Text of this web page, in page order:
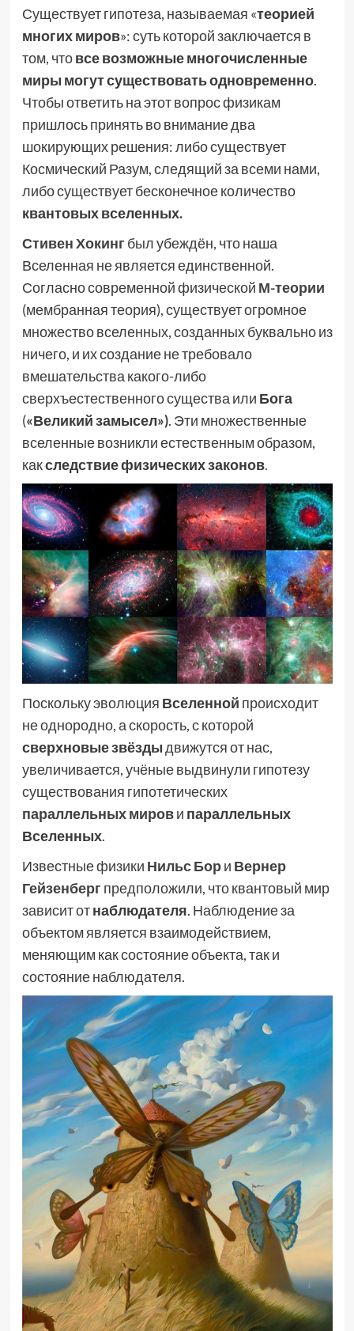
Существует гипотеза, называемая «теорией
многих миров»: суть которой заключается в
том, чтовсе возможные многочисленные
миры могут существовать одновременно.
Чтобы ответить на этот вопрос физикам
пришлось принять во внимание два
шокирующих решения: либо существует
Космический Разум, следящий за всеми нами,
либо существует бесконечное количество
квантовых вселенных.
Стивен Хокинг был убеждён, что наша
Вселенная не является единственной.
Согласно современной физической М-теории
(мембранная теория), существует огромное
множество вселенных, созданных буквально из
ничего, и их создание не требовало
вмешательства какого-либо
сверхъестественного существа или Бога
(«Великий замысел»). Эти множественные
вселенные возникли естественным образом,
какследствие физических законов.
Поскольку эволюция Вселенной происходит
не однородно, а скорость, с которой
сверхновые звёздыдвижутся от нас,
увеличивается, учёные выдвинули гипотезу
существования гипотетических
параллельных мирови параллельных
Вселенных.
Известные физики Нильс Бори Вернер
Гейзенберг предположили, что квантовый мир
зависит отнаблюдателя. Наблюдение за
объектом является взаимодействием,
меняющим как состояние объекта, так и
состояние наблюдателя.